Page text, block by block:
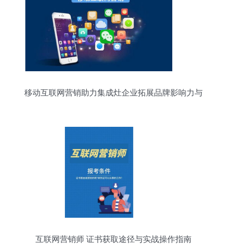
移动互联网营销助力集成灶企业拓展品牌影响力与
互联网营销师 证书获取途径与实战操作指南